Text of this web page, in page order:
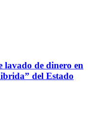
lavado de dinero en
del Estado